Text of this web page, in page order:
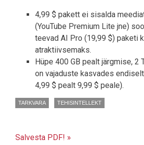
4,99 $ pakett ei sisalda
(YouTube Premium Lite jne)
teevad AI Pro (19,99 $) paketi
atraktiivsemaks.
Hüpe 400 GB pealt järgmise, 2
on vajaduste kasvades
4,99 $ pealt 9,99 $ peale).
TARKVARA TEHISINTELLEKT
Salvesta PDF! »